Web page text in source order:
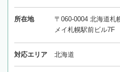
所在地
〒060-0004 北海道札
メイ札幌駅前ビル7F
対応エリア 北海道